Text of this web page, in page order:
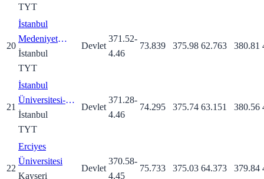
TYT
20
İstanbul
Medeniyet
Üniversitesi
İstanbul
TYT
Devlet
371.52-
4.46
73.839 375.98 62.763 380.81
21
İstanbul
Üniversitesi-
Cerrahpaşa
İstanbul
TYT
Devlet
371.28-
4.46
74.295 375.74 63.151 380.56
22
Erciyes
Üniversitesi
Kayseri
Devlet
370.58-
4.45
75.733 375.03 64.373 379.84